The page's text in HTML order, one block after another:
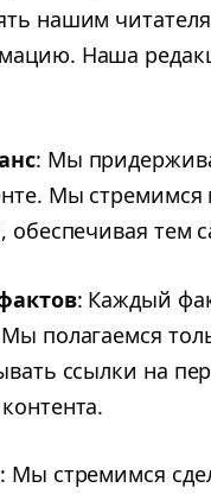
нашим
Наша
: Мы
Мы стремимся
обеспечивая
: Каждый
полагаемся
ссылки на
: Мы стремимся